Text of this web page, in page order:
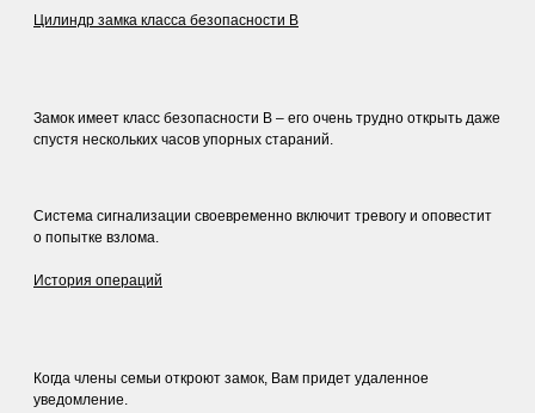
Цилиндр замка класса безопасности B
Замок имеет класс безопасности B – его очень трудно открыть даже
спустя нескольких часов упорных стараний.
Система сигнализации своевременно включит тревогу и оповестит
о попытке взлома.
История операций
Когда члены семьи откроют замок, Вам придет удаленное
уведомление.